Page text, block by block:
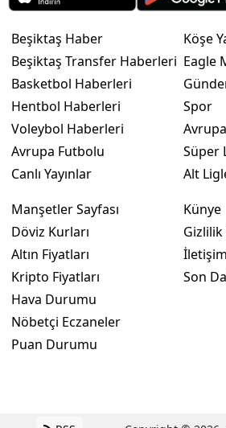
Beşiktaş Haber
Beşiktaş Transfer Haberleri
Basketbol Haberleri
Hentbol Haberleri
Voleybol Haberleri
Avrupa Futbolu
Canlı Yayınlar
Köşe
Eagle
Spor
Süper
Alt
Manşetler Sayfası
Döviz Kurları
Altın Fiyatları
Kripto Fiyatları
Hava Durumu
Nöbetçi Eczaneler
Puan Durumu
Künye
Gizlilik
İletişim
Son